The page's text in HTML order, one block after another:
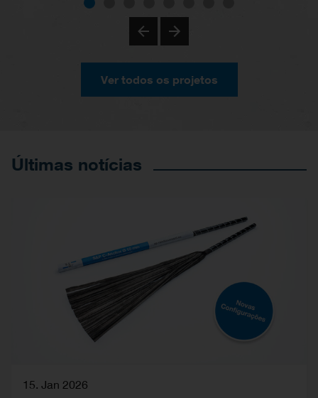
Ver todos os projetos
Últimas notícias
15. Jan 2026